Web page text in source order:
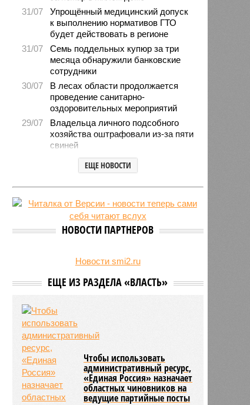
31/07
Упрощённый медицинский допуск
к выполнению нормативов ГТО
будет действовать в регионе
31/07
Семь поддельных купюр за три
месяца обнаружили банковские
сотрудники
30/07
В лесах области продолжается
проведение санитарно-
оздоровительных мероприятий
29/07
Владельца личного подсобного
хозяйства оштрафовали из-за пяти
свиней
Шестерых кировчан хотят
поощрить за спасение ребёнка
27/07
Питание детей в лагерях
Пенсионеру должны выплатить
300 тысяч рублей после падения в
гололёд
предоставления госимущества в
ЕЩЕ НОВОСТИ
НОВОСТИ ПАРТНЕРОВ
Новости smi2.ru
ЕЩЕ ИЗ РАЗДЕЛА «ВЛАСТЬ»
Чтобы использовать
административный ресурс,
«Единая Россия» назначает
областных чиновников на
ведущие партийные посты